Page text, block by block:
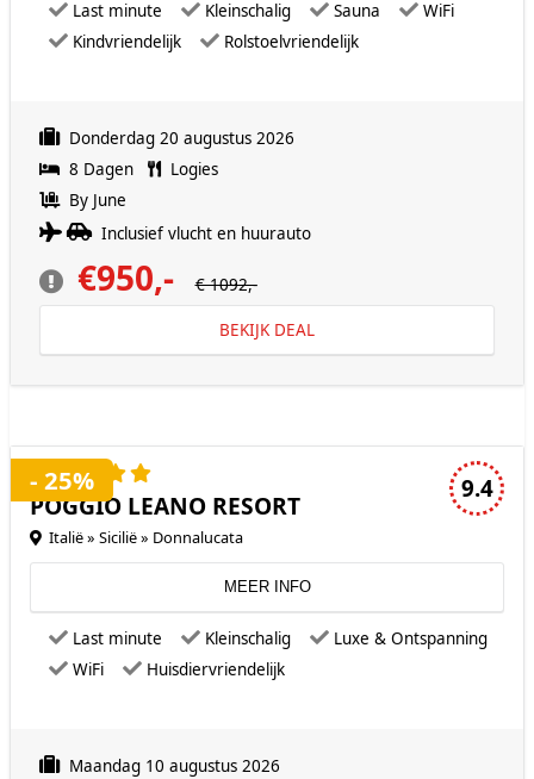
Last minute Kleinschalig Sauna
WiFi
Kindvriendelijk
Rolstoelvriendelijk
Donderdag 20 augustus 2026
8 Dagen
Logies
By June
Inclusief vlucht en huurauto
€950,- € 1092,-
BEKIJK DEAL
9.4
POGGIO LEANO RESORT
Italië » Sicilië » Donnalucata
MEER INFO
Last minute Kleinschalig
Luxe & Ontspanning
WiFi
Huisdiervriendelijk
Maandag 10 augustus 2026
- 25%